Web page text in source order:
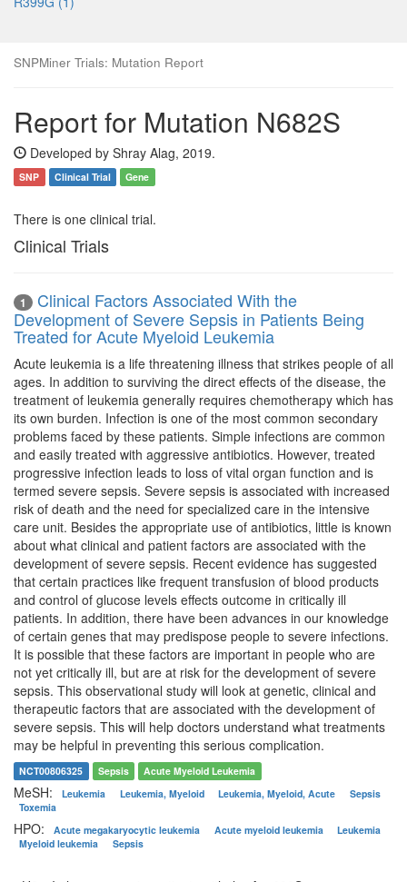
SNPMiner Trials: Mutation Report
Report for Mutation N682S
Developed by Shray Alag, 2019.
SNP Clinical Trial Gene
There is one clinical trial.
Clinical Trials
1
Clinical Factors Associated With the
Development of Severe Sepsis in Patients Being
Treated for Acute Myeloid Leukemia
Acute leukemia is a life threatening illness that strikes people of all
ages. In addition to surviving the direct effects of the disease, the
treatment of leukemia generally requires chemotherapy which has
its own burden. Infection is one of the most common secondary
problems faced by these patients. Simple infections are common
and easily treated with aggressive antibiotics. However, treated
progressive infection leads to loss of vital organ function and is
termed severe sepsis. Severe sepsis is associated with increased
risk of death and the need for specialized care in the intensive
care unit. Besides the appropriate use of antibiotics, little is known
about what clinical and patient factors are associated with the
development of severe sepsis. Recent evidence has suggested
that certain practices like frequent transfusion of blood products
and control of glucose levels effects outcome in critically ill
patients. In addition, there have been advances in our knowledge
of certain genes that may predispose people to severe infections.
It is possible that these factors are important in people who are
not yet critically ill, but are at risk for the development of severe
sepsis. This observational study will look at genetic, clinical and
therapeutic factors that are associated with the development of
severe sepsis. This will help doctors understand what treatments
may be helpful in preventing this serious complication.
NCT00806325 Sepsis Acute Myeloid Leukemia
MeSH: Leukemia Leukemia, Myeloid Leukemia, Myeloid, Acute
Sepsis
Toxemia
HPO: Acute megakaryocytic leukemia Acute myeloid leukemia
Leukemia
Myeloid leukemia
Sepsis